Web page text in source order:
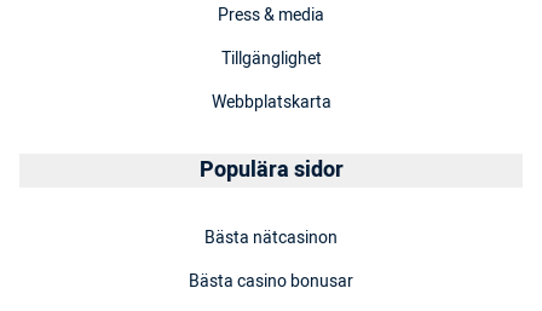
Press & media
Tillgänglighet
Webbplatskarta
Populära sidor
Bästa nätcasinon
Bästa casino bonusar